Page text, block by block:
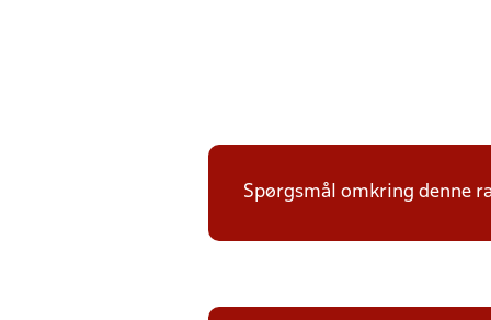
Spørgsmål omkring denne